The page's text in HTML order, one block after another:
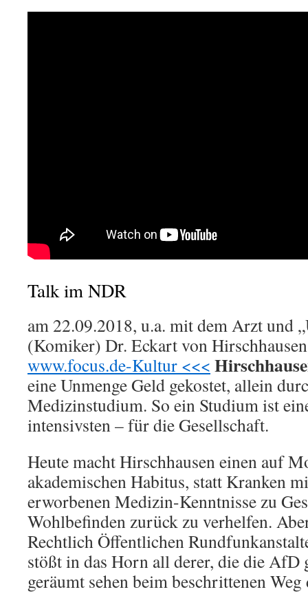
Talk im NDR
am 22.09.2018, u.a. mit dem Arzt und
(Komiker) Dr. Eckart von
www.focus.de-Kultur <<<
eine Unmenge Geld gekostet, allein
Medizinstudium. So ein Studium ist
intensivsten – für die Gesellschaft.
Heute macht Hirschhausen einen auf
akademischen Habitus, statt Kranken
erworbenen Medizin-Kenntnisse zu
Wohlbefinden zurück zu verhelfen.
Rechtlich Öffentlichen
stößt in das Horn all derer, die die AfD
geräumt sehen beim beschrittenen